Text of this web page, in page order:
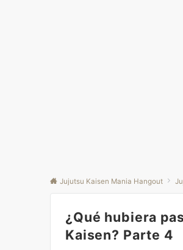
Jujutsu Kaisen Mania Hangout
¿Qué hubiera
Kaisen? Parte 4